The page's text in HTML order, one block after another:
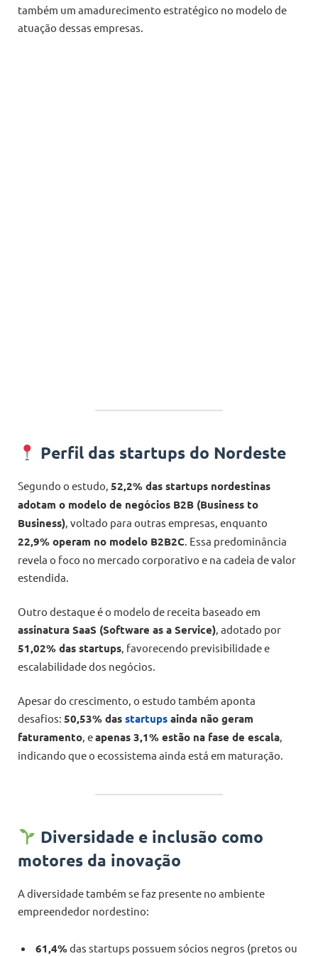
também um amadurecimento estratégico no modelo de
atuação dessas empresas.
Perfil das startups do Nordeste
Segundo o estudo, 52,2% das startups nordestinas
adotam o modelo de negócios B2B (Business to
Business) , voltado para outras empresas, enquanto
22,9% operam no modelo B2B2C . Essa predominância
revela o foco no mercado corporativo e na cadeia de valor
estendida.
Outro destaque é o modelo de receita baseado em
assinatura SaaS (Software as a Service), adotado por
51,02% das startups, favorecendo previsibilidade e
escalabilidade dos negócios.
Apesar do crescimento, o estudo também aponta
desafios: 50,53% das startups ainda não geram
faturamento, eapenas 3,1% estão na fase de escala,
indicando que o ecossistema ainda está em maturação.
Diversidade e inclusão como
motores da inovação
A diversidade também se faz presente no ambiente
empreendedor nordestino:
61,4%das startups possuem sócios negros (pretos ou